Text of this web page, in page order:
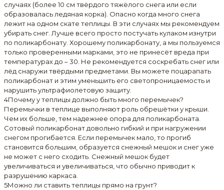
случаях (более 10 см твёрдого тяжёлого снега или если
образовалась ледяная корка). Опасно когда много снега
лежит на одном скате теплицы. В эти случаях мы рекомендуем
убирать снег. Лучше всего просто постучать кулаком изнутри
по поликарбонату. Хорошему поликарбонату, а мы пользуемся
только проверенными марками, это не принесёт вреда при
температурах до – 30. Не рекомендуется соскребать снег или
лёд снаружи твёрдыми предметами. Вы можете поцарапать
поликарбонат и этим уменьшить его светопроницаемость и
нарушить ультрафиолетовую защиту.
4Почему у теплицы должно быть много перемычек?
Перемычки в теплице выполняют роль обрешётки у крыши.
Чем их больше, тем надежнее опора для поликарбоната.
Сотовый поликарбонат довольно гибкий и при нагружении
снегом прогибается. Если перемычек мало, то прогиб
становится большим, образуется снежный мешок и снег уже
не может с него сходить. Снежный мешок будет
увеличиваться и увеличиваться, что обычно приводит к
разрушению каркаса.
5Можно ли ставить теплицы прямо на грунт?